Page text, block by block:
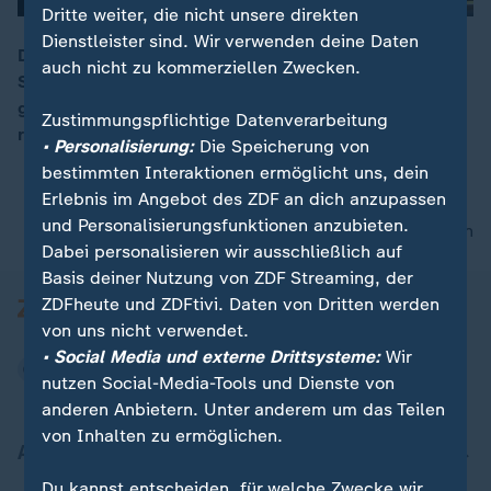
Die Staats- und Regierungschef haben das 19.
Sanktionspaket gegen Russland auf den Weg
gebracht. Die Beratungen über die Verwendung
russischer Vermögen hingegen stocken.
nach oben
Dritte weiter, die nicht unsere direkten
Dienstleister sind. Wir verwenden deine Daten
auch nicht zu kommerziellen Zwecken.
Zustimmungspflichtige Datenverarbeitung
• Personalisierung:Die Speicherung von
bestimmten Interaktionen ermöglicht uns, dein
Erlebnis im Angebot des ZDF an dich anzupassen
und Personalisierungsfunktionen anzubieten.
Dabei personalisieren wir ausschließlich auf
Basis deiner Nutzung von ZDF Streaming, der
ZDFheute und ZDFtivi. Daten von Dritten werden
von uns nicht verwendet.
• Social Media und externe Drittsysteme:Wir
nutzen Social-Media-Tools und Dienste von
anderen Anbietern. Unter anderem um das Teilen
von Inhalten zu ermöglichen.